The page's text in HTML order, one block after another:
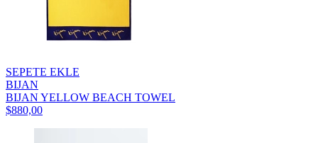
SEPETE EKLE
BIJAN
BIJAN YELLOW BEACH TOWEL
$880,00